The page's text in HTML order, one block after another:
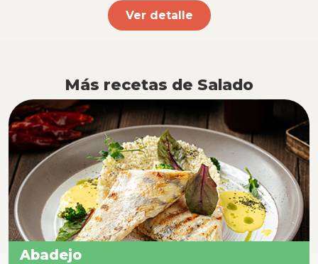
Ver detalle
Más recetas de Salado
Abadejo